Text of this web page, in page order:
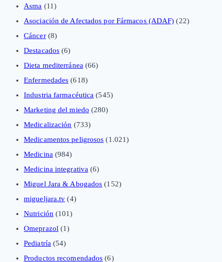
Asma (11)
Asociación de Afectados por Fármacos (ADAF) (22)
Cáncer(8)
Destacados (6)
Dieta mediterránea (66)
Enfermedades (618)
Industria farmacéutica (545)
Marketing del miedo (280)
Medicalización (733)
Medicamentos peligrosos (1.021)
Medicina (984)
Medicina integrativa (6)
Miguel Jara & Abogados (152)
migueljara.tv (4)
Nutrición (101)
Omeprazol (1)
Pediatría (54)
Productos recomendados (6)